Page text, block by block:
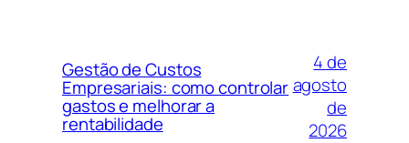
Gestão de Custos
Empresariais: como controlar
gastos e melhorar a
rentabilidade
4 de
agosto
de
2026